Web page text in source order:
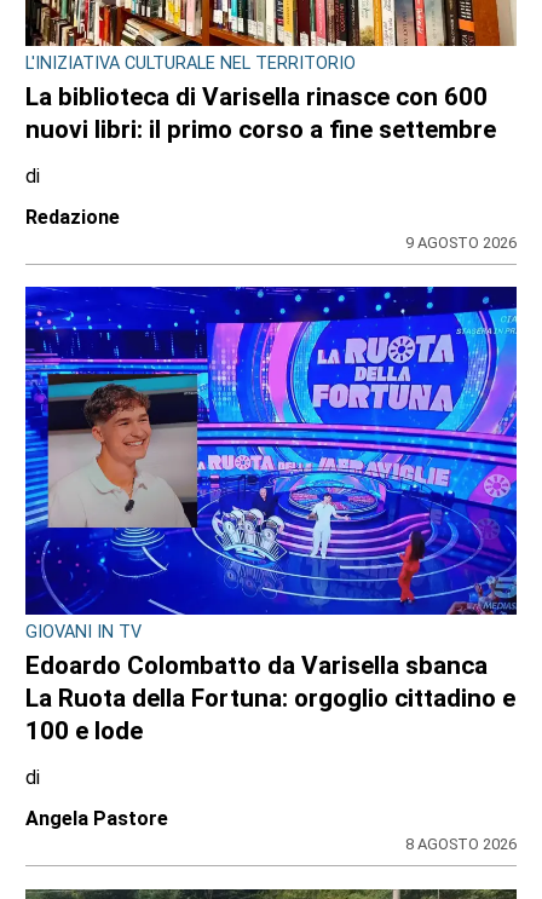
L'INIZIATIVA CULTURALE NEL TERRITORIO
La biblioteca di Varisella rinasce con 600
nuovi libri: il primo corso a fine settembre
di
Redazione
9 AGOSTO 2026
GIOVANI IN TV
Edoardo Colombatto da Varisella sbanca
La Ruota della Fortuna: orgoglio cittadino e
100 e lode
di
Angela Pastore
8 AGOSTO 2026